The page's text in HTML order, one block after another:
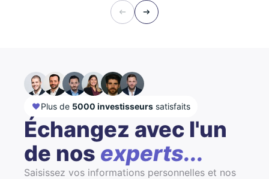
Plus de 5000 investisseurs satisfaits
Échangez avec l'un
de nos experts...
Saisissez vos informations personnelles et nos